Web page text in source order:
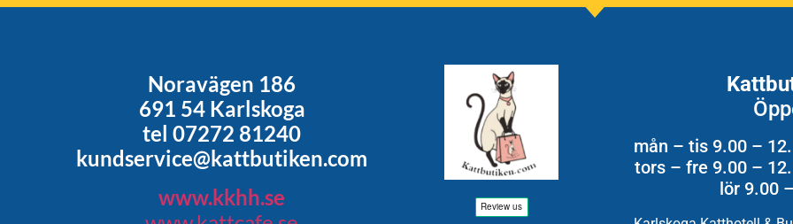
Noravägen 186
691 54 Karlskoga
tel 07272 81240
kundservice@kattbutiken.com
www.kkhh.se
mån – tis 9.00 –
tors – fre 9.00 –
lör 9.00